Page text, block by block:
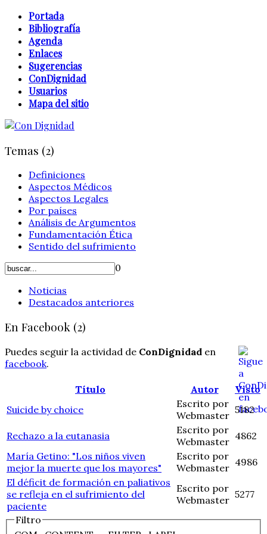
Portada
Bibliografía
Agenda
Enlaces
Sugerencias
ConDignidad
Usuarios
Mapa del sitio
Temas (2)
Definiciones
Aspectos Médicos
Aspectos Legales
Por países
Análisis de Argumentos
Fundamentación Ética
Sentido del sufrimiento
0
Noticias
Destacados anteriores
En Facebook (2)
Puedes seguir la actividad de ConDignidad en
facebook.
Título Autor
Visto
Suicide by choice
Escrito por
Webmaster 5182
Rechazo a la eutanasia
Escrito por
Webmaster 4862
María Getino: "Los niños viven
mejor la muerte que los mayores"
Escrito por
Webmaster 4986
El déficit de formación en paliativos
se refleja en el sufrimiento del
paciente
Escrito por
Webmaster 5277
Filtro